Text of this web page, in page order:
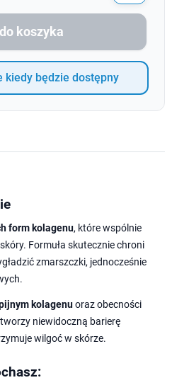
koszyka
kiedy będzie dostępny
form kolagenu, które wspólnie
Formuła skutecznie chroni
zmarszczki, jednocześnie
kolagenuoraz obecności
niewidoczną barierę
wilgoć w skórze.